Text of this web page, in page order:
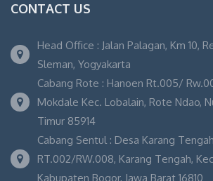
CONTACT US
Head Office : Jalan Palagan, Km 10,
Sleman, Yogyakarta
Cabang Rote : Hanoen Rt.005/
Mokdale Kec. Lobalain, Rote Ndao,
Timur 85914
Cabang Sentul : Desa Karang
RT.002/RW.008, Karang Tengah,
Kabupaten Bogor, Jawa Barat 16810